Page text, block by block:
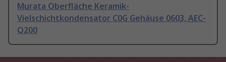
Murata Oberfläche Keramik-
Vielschichtkondensator C0G Gehäuse 0603, AEC-
Q200